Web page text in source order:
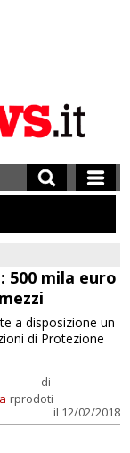
500 mila euro
di
rprodoti
il 12/02/2018
a disposizione un
di Protezione